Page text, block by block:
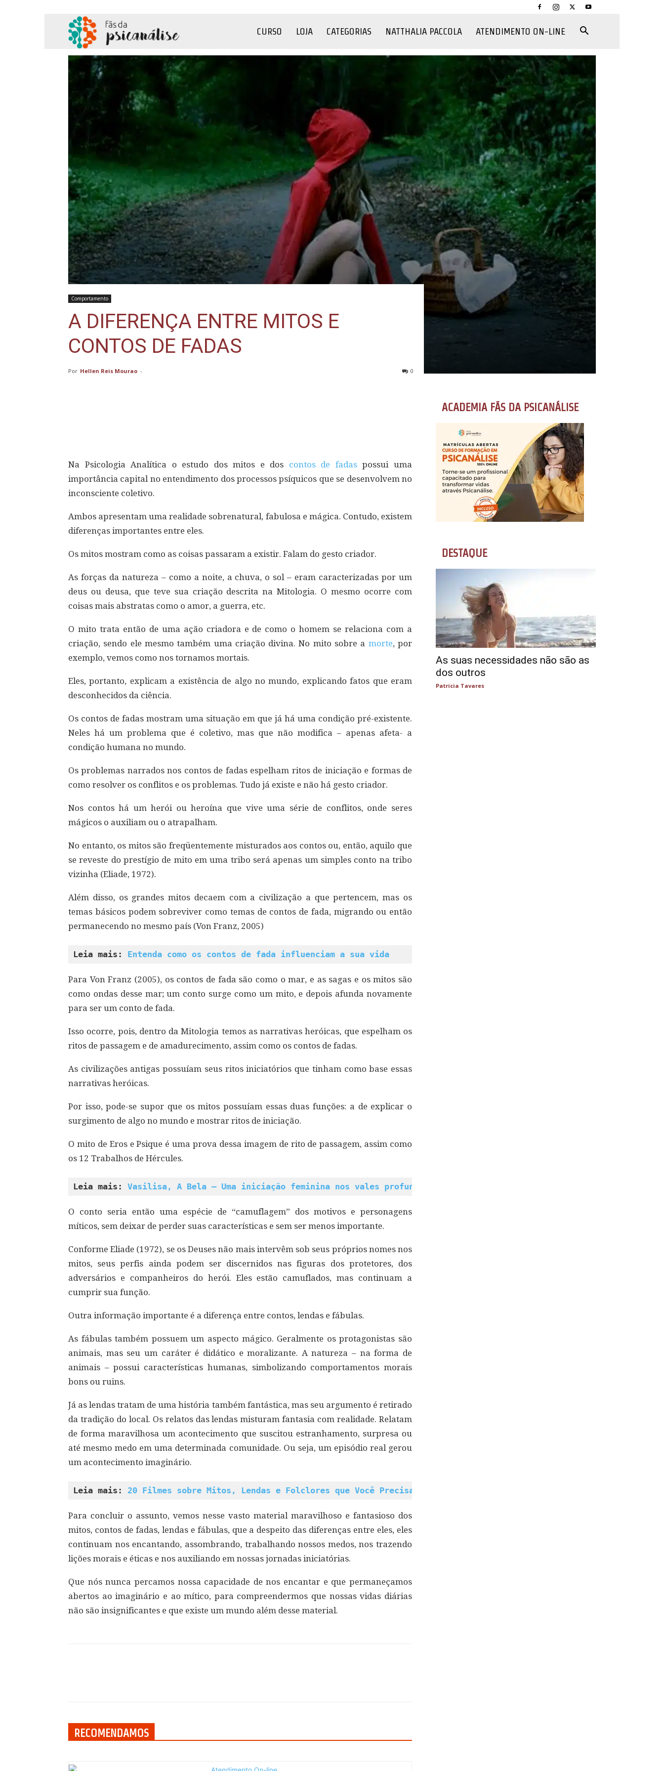
da
Psicanálise
CURSO LOJA CATEGORIAS NATTHALIA PACCOLA ATENDIMENTO ON-LINE
Comportamento
A DIFERENÇA ENTRE MITOS E
CONTOS DE FADAS
Por Hellen Reis Mourao - 0
Na Psicologia Analítica o estudo dos mitos e dos contos de fadaspossui uma
importância capital no entendimento dos processos psíquicos que se desenvolvem no
inconsciente coletivo.
Ambos apresentam uma realidade sobrenatural, fabulosa e mágica. Contudo, existem
diferenças importantes entre eles.
Os mitos mostram como as coisas passaram a existir. Falam do gesto criador.
As forças da natureza – como a noite, a chuva, o sol – eram caracterizadas por um
deus ou deusa, que teve sua criação descrita na Mitologia. O mesmo ocorre com
coisas mais abstratas como o amor, a guerra, etc.
O mito trata então de uma ação criadora e de como o homem se relaciona com a
criação, sendo ele mesmo também uma criação divina. No mito sobre a morte, por
exemplo, vemos como nos tornamos mortais.
Eles, portanto, explicam a existência de algo no mundo, explicando fatos que eram
desconhecidos da ciência.
Os contos de fadas mostram uma situação em que já há uma condição pré-existente.
Neles há um problema que é coletivo, mas que não modifica – apenas afeta- a
condição humana no mundo.
Os problemas narrados nos contos de fadas espelham ritos de iniciação e formas de
como resolver os conflitos e os problemas. Tudo já existe e não há gesto criador.
Nos contos há um herói ou heroína que vive uma série de conflitos, onde seres
mágicos o auxiliam ou o atrapalham.
No entanto, os mitos são freqüentemente misturados aos contos ou, então, aquilo que
se reveste do prestígio de mito em uma tribo será apenas um simples conto na tribo
vizinha (Eliade, 1972).
Além disso, os grandes mitos decaem com a civilização a que pertencem, mas os
temas básicos podem sobreviver como temas de contos de fada, migrando ou então
permanecendo no mesmo país (Von Franz, 2005)
Leia mais: Entenda como os contos de fada influenciam a sua vida
Para Von Franz (2005), os contos de fada são como o mar, e as sagas e os mitos são
como ondas desse mar; um conto surge como um mito, e depois afunda novamente
para ser um conto de fada.
Isso ocorre, pois, dentro da Mitologia temos as narrativas heróicas, que espelham os
ritos de passagem e de amadurecimento, assim como os contos de fadas.
As civilizações antigas possuíam seus ritos iniciatórios que tinham como base essas
narrativas heróicas.
Por isso, pode-se supor que os mitos possuíam essas duas funções: a de explicar o
surgimento de algo no mundo e mostrar ritos de iniciação.
O mito de Eros e Psique é uma prova dessa imagem de rito de passagem, assim como
os 12 Trabalhos de Hércules.
Leia mais: Vasilisa, A Bela – Uma iniciação feminina nos vales profundos do inconsciente
O conto seria então uma espécie de “camuflagem” dos motivos e personagens
míticos, sem deixar de perder suas características e sem ser menos importante.
Conforme Eliade (1972), se os Deuses não mais intervêm sob seus próprios nomes nos
mitos, seus perfis ainda podem ser discernidos nas figuras dos protetores, dos
adversários e companheiros do herói. Eles estão camuflados, mas continuam a
cumprir sua função.
Outra informação importante é a diferença entre contos, lendas e fábulas.
As fábulas também possuem um aspecto mágico. Geralmente os protagonistas são
animais, mas seu um caráter é didático e moralizante. A natureza – na forma de
animais – possui características humanas, simbolizando comportamentos morais
bons ou ruins.
Já as lendas tratam de uma história também fantástica, mas seu argumento é retirado
da tradição do local. Os relatos das lendas misturam fantasia com realidade. Relatam
de forma maravilhosa um acontecimento que suscitou estranhamento, surpresa ou
até mesmo medo em uma determinada comunidade. Ou seja, um episódio real gerou
um acontecimento imaginário.
Leia mais: 20 Filmes sobre Mitos, Lendas e Folclores que Você Precisa Assistir
Para concluir o assunto, vemos nesse vasto material maravilhoso e fantasioso dos
mitos, contos de fadas, lendas e fábulas, que a despeito das diferenças entre eles, eles
continuam nos encantando, assombrando, trabalhando nossos medos, nos trazendo
lições morais e éticas e nos auxiliando em nossas jornadas iniciatórias.
Que nós nunca percamos nossa capacidade de nos encantar e que permaneçamos
abertos ao imaginário e ao mítico, para compreendermos que nossas vidas diárias
não são insignificantes e que existe um mundo além desse material.
RECOMENDAMOS
ACADEMIA FÃS DA PSICANÁLISE
DESTAQUE
As suas necessidades não são as
dos outros
Patricia Tavares